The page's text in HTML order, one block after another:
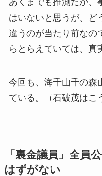
はいないと思うが、ど
違うのが当たり前なの
らとらえていては、真
今回も、海千山千の森
ている。（石破茂はこ
「裏金議員」全員
はずがない